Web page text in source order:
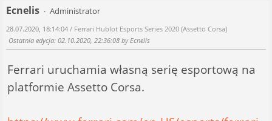
Ecnelis Administrator
28.07.2020, 18:14:04 / Ferrari Hublot Esports Series 2020 (Assetto Corsa)
Ostatnia edycja: 02.10.2020, 22:36:08 by Ecnelis
Ferrari uruchamia własną serię esportową na
platformie Assetto Corsa.